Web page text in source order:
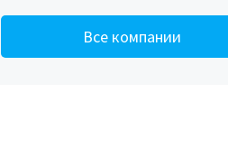
Все компании